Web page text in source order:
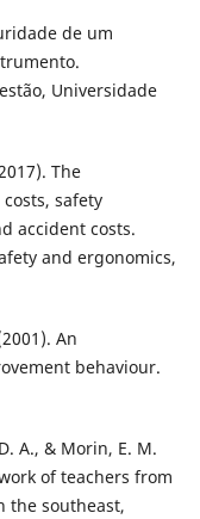
de um
Universidade
The
safety
accident costs.
and ergonomics,
An
behaviour.
A., & Morin, E. M.
of teachers from
the southeast,